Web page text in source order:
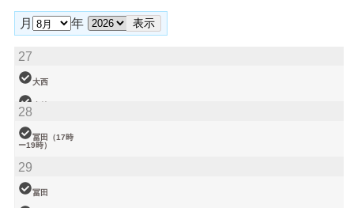
月 年
27
大西
18時）
時）
院長
28
冨田（17時
ー19時）
大西（9時ー
29
冨田